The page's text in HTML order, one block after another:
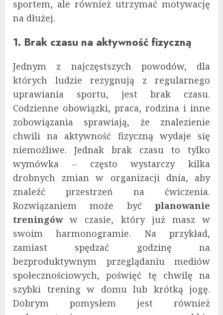
sportem, ale również utrzymać motywację
na dłużej.
1. Brak czasu na aktywność fizyczną
Jednym z najczęstszych powodów, dla
których ludzie rezygnują z regularnego
uprawiania sportu, jest brak czasu.
Codzienne obowiązki, praca, rodzina i inne
zobowiązania sprawiają, że znalezienie
chwili na aktywność fizyczną wydaje się
niemożliwe. Jednak brak czasu to tylko
wymówka – często wystarczy kilka
drobnych zmian w organizacji dnia, aby
znaleźć przestrzeń na ćwiczenia.
Rozwiązaniem może być planowanie
treningóww czasie, który już masz w
swoim harmonogramie. Na przykład,
zamiast spędzać godzinę na
bezproduktywnym przeglądaniu mediów
społecznościowych, poświęć tę chwilę na
szybki trening w domu lub krótką jogę.
Dobrym pomysłem jest również